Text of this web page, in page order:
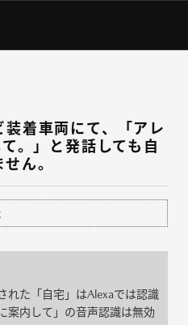
着車両にて、「アレ
。」と発話しても自
ん。
れた「自宅」はAlexaでは認識
案内して」の音声認識は無効